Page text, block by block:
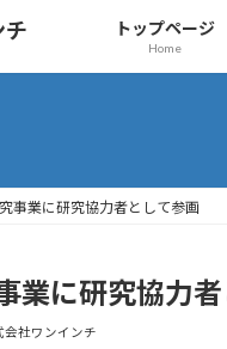
チ トップページ
Home
事業に研究協力者として参画
業に研究協力
会社ワンインチ